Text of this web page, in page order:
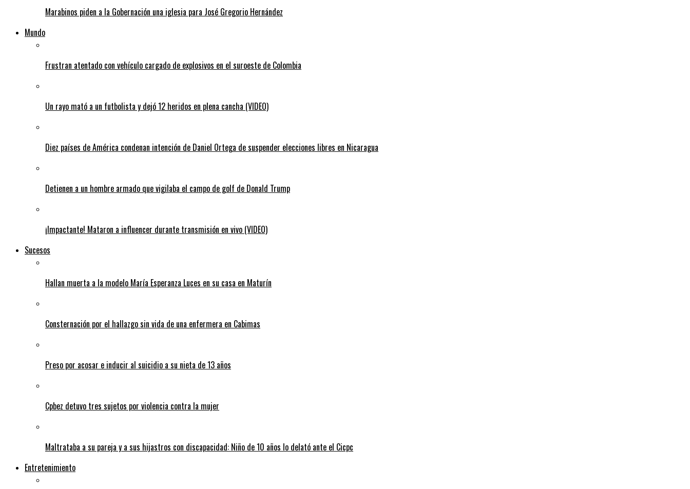
Marabinos piden a la Gobernación una iglesia para José Gregorio Hernández
Mundo
Frustran atentado con vehículo cargado de explosivos en el suroeste de Colombia
Un rayo mató a un futbolista y dejó 12 heridos en plena cancha (VIDEO)
Diez países de América condenan intención de Daniel Ortega de suspender elecciones libres en Nicaragua
Detienen a un hombre armado que vigilaba el campo de golf de Donald Trump
¡Impactante! Mataron a influencer durante transmisión en vivo (VIDEO)
Sucesos
Hallan muerta a la modelo María Esperanza Luces en su casa en Maturín
Consternación por el hallazgo sin vida de una enfermera en Cabimas
Preso por acosar e inducir al suicidio a su nieta de 13 años
Cpbez detuvo tres sujetos por violencia contra la mujer
Maltrataba a su pareja y a sus hijastros con discapacidad: Niño de 10 años lo delató ante el Cicpc
Entretenimiento